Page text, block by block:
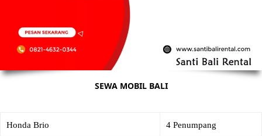
SEWA MOBIL BALI
Honda Brio 4 Penumpang